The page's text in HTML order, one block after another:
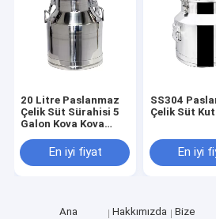
20 Litre Paslanmaz
Çelik Süt Sürahisi 5
Galon Kova Kova
En iyi fiyat
SS304
Çelik Süt
En iyi
Ana
Hakkımızda
Bize